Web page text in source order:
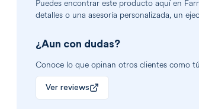
Puedes encontrar este producto aquí en
detalles o una asesoría personalizada, un
¿Aun con dudas?
Conoce lo que opinan otros clientes como tú
Ver reviews